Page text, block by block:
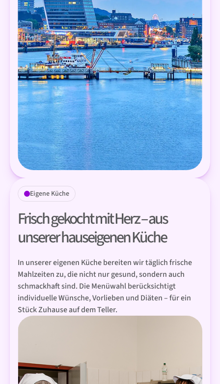
Eigene Küche
Frisch gekocht mit Herz – aus
unserer hauseigenen Küche
In unserer eigenen Küche bereiten wir täglich frische
Mahlzeiten zu, die nicht nur gesund, sondern auch
schmackhaft sind. Die Menüwahl berücksichtigt
individuelle Wünsche, Vorlieben und Diäten – für ein
Stück Zuhause auf dem Teller.